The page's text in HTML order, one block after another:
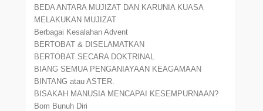
BEDA ANTARA MUJIZAT DAN KARUNIA KUASA
MELAKUKAN MUJIZAT
Berbagai Kesalahan Advent
BERTOBAT & DISELAMATKAN
BERTOBAT SECARA DOKTRINAL
BIANG SEMUA PENGANIAYAAN KEAGAMAAN
BINTANG atau ASTER.
BISAKAH MANUSIA MENCAPAI KESEMPURNAAN?
Bom Bunuh Diri